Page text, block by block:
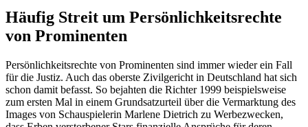
Häufig Streit um Persönlichkeitsrechte
von Prominenten
Persönlichkeitsrechte von Prominenten sind immer wieder ein Fall
für die Justiz. Auch das oberste Zivilgericht in Deutschland hat sich
schon damit befasst. So bejahten die Richter 1999 beispielsweise
zum ersten Mal in einem Grundsatzurteil über die Vermarktung des
Images von Schauspielerin Marlene Dietrich zu Werbezwecken,